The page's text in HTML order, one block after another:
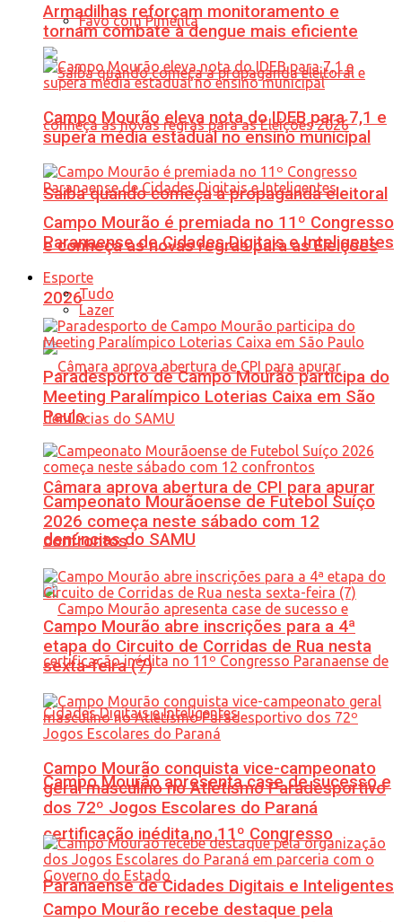
Favo com Pimenta
Saiba quando começa a propaganda eleitoral
e conheça as novas regras para as Eleições
2026
Câmara aprova abertura de CPI para apurar
denúncias do SAMU
Campo Mourão apresenta case de sucesso e
certificação inédita no 11º Congresso
Paranaense de Cidades Digitais e Inteligentes
Armadilhas reforçam monitoramento e
tornam combate à dengue mais eficiente
Campo Mourão eleva nota do IDEB para 7,1 e
supera média estadual no ensino municipal
Campo Mourão é premiada no 11º Congresso
Paranaense de Cidades Digitais e Inteligentes
Esporte
Tudo
Lazer
Paradesporto de Campo Mourão participa do
Meeting Paralímpico Loterias Caixa em São
Paulo
Campeonato Mourãoense de Futebol Suíço
2026 começa neste sábado com 12
confrontos
Campo Mourão abre inscrições para a 4ª
etapa do Circuito de Corridas de Rua nesta
sexta-feira (7)
Campo Mourão conquista vice-campeonato
geral masculino no Atletismo Paradesportivo
dos 72º Jogos Escolares do Paraná
Campo Mourão recebe destaque pela